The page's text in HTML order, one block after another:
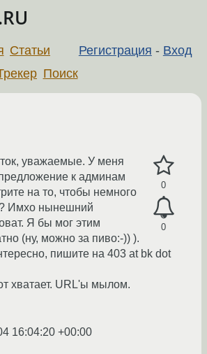
Регистрация - Вход
Статьи
Поиск
0
0
уважаемые. У меня
к админам
на то, чтобы немного
Имхо нынешний
Я бы мог этим
(ну, можно за пиво:-)) ).
пишите на 403 at bk dot
хватает. URL'ы мылом.
16:04:20 +00:00